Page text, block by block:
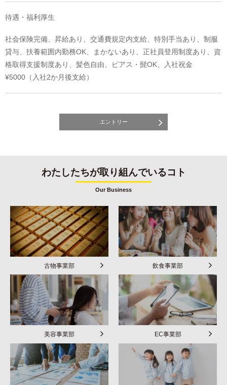
待遇・福利厚生
社会保険完備、昇給あり、交通費規定内支給、特別手当あり、制服
貸与、扶養範囲内勤務OK、まかないあり、正社員登用制度あり、資
格取得支援制度あり、髪色自由、ピアス・髭OK、入社祝金
¥5000（入社2か月後支給）
エントリー
わたしたちが取り組んでいるコト
Our Business
古物事業部 飲食事業部
美容事業部 EC事業部